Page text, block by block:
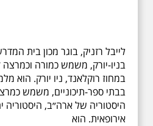
לייבל רזניק, בוגר מכון בית
במחוז רוקלאנד, ניו יורק. הוא
בבתי ספר-תיכוניים, משמש
היסטוריה של ארה״ב, היסטוריה
אירופאית. הוא